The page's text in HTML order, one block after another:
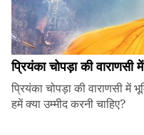
प्रियंका चोपड़ा की वाराणसी
प्रियंका चोपड़ा की वाराणसी में
हमें क्या उम्मीद करनी चाहिए?